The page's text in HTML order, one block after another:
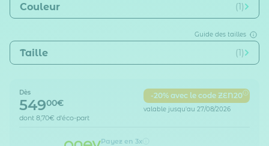
Dès
54900€
dont 8,70€ d'éco-part
-20% avec le code ZEN20
valable jusqu'au 27/08/2026
Payez en 3x
Guide des tailles
Taille (1)
Couleur (1)